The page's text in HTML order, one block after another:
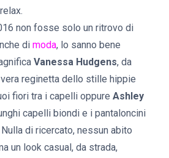
non fosse solo un ritrovo di
di moda, lo sanno bene
Vanessa Hudgens, da
reginetta dello stille hippie
fiori tra i capelli oppure Ashley
capelli biondi e i pantaloncini
di ricercato, nessun abito
un look casual, da strada,